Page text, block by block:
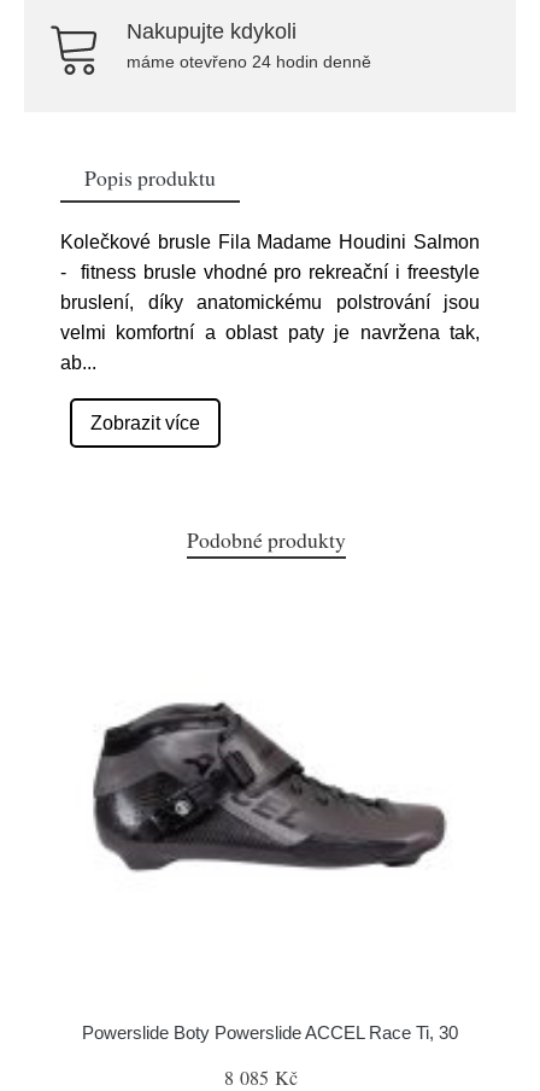
Nakupujte kdykoli
máme otevřeno 24 hodin denně
Popis produktu
Kolečkové brusle Fila Madame Houdini Salmon
- fitness brusle vhodné pro rekreační i freestyle
bruslení, díky anatomickému polstrování jsou
velmi komfortní a oblast paty je navržena tak,
ab...
Zobrazit více
Podobné produkty
Powerslide Boty Powerslide ACCEL Race Ti, 30
8 085 Kč